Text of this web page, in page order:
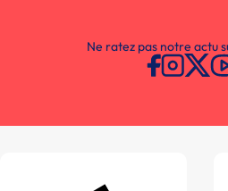
Ne ratez pas notre actu